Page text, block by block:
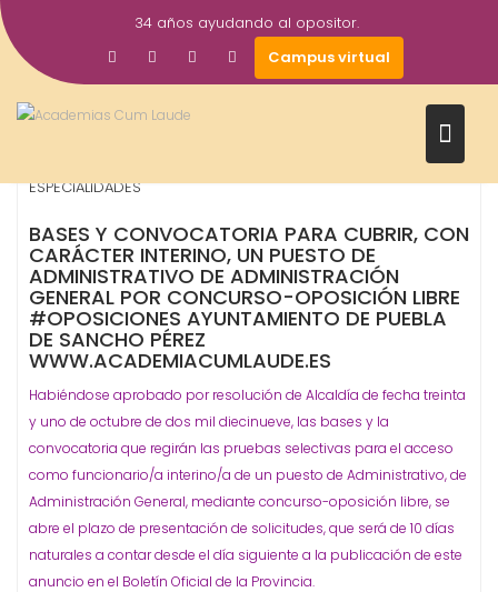
Saltar
al
contenido
34 años ayudando al opositor.
Campus virtual
Nov
2019
Gestor AcademiasCumLaude
ESPECIALIDADES
BASES Y CONVOCATORIA PARA CUBRIR, CON
CARÁCTER INTERINO, UN PUESTO DE
ADMINISTRATIVO DE ADMINISTRACIÓN
GENERAL POR CONCURSO-OPOSICIÓN LIBRE
#OPOSICIONES AYUNTAMIENTO DE PUEBLA
DE SANCHO PÉREZ
WWW.ACADEMIACUMLAUDE.ES
Habiéndose aprobado por resolución de Alcaldía de fecha treinta
y uno de octubre de dos mil diecinueve, las bases y la
convocatoria que regirán las pruebas selectivas para el acceso
como funcionario/a interino/a de un puesto de Administrativo, de
Administración General, mediante concurso-oposición libre, se
abre el plazo de presentación de solicitudes, que será de 10 días
naturales a contar desde el día siguiente a la publicación de este
anuncio en el Boletín Oficial de la Provincia.